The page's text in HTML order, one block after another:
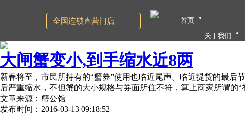
大闸蟹变小,到手缩水近8两
新春将至，市民所持有的“蟹券”使用也临近尾声。临近提货的最
后严重缩水，不但蟹的大小规格与券面所住不符，算上商家所谓
文章来源：蟹公馆
发布时间：2016-03-13 09:18:52
全国连锁直营门店
首页
关于我们